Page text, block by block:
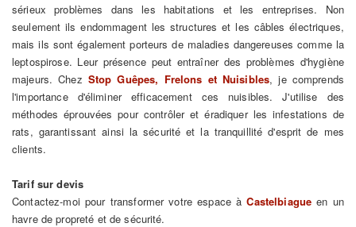
sérieux problèmes dans les habitations et les entreprises. Non
seulement ils endommagent les structures et les câbles électriques,
mais ils sont également porteurs de maladies dangereuses comme la
leptospirose. Leur présence peut entraîner des problèmes d'hygiène
majeurs. Chez Stop Guêpes, Frelons et Nuisibles, je comprends
l'importance d'éliminer efficacement ces nuisibles. J'utilise des
méthodes éprouvées pour contrôler et éradiquer les infestations de
rats, garantissant ainsi la sécurité et la tranquillité d'esprit de mes
clients.
Tarif sur devis
Contactez-moi pour transformer votre espace àCastelbiague en un
havre de propreté et de sécurité.